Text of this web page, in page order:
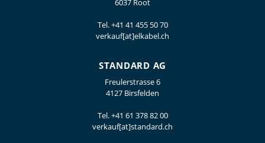
6037 Root
Tel.+41 41 455 50 70
verkauf[at]elkabel.ch
STANDARD AG
Freulerstrasse 6
4127 Birsfelden
Tel.+41 61 378 82 00
verkauf[at]standard.ch